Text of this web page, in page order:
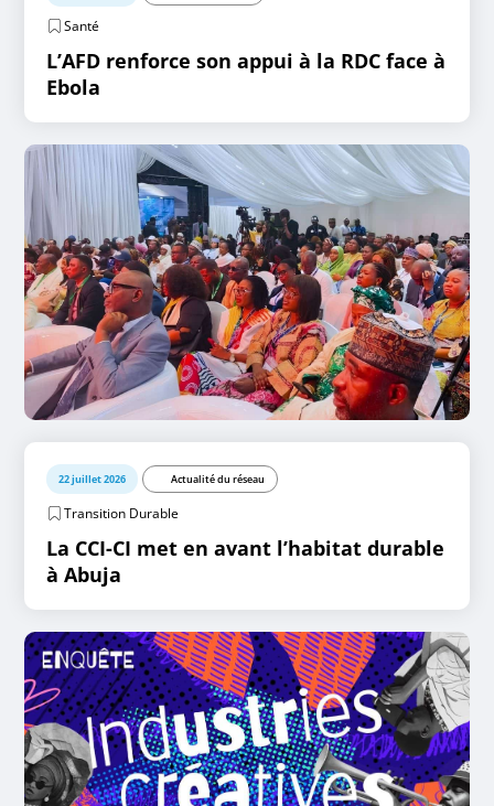
Santé
L’AFD renforce son appui à la RDC face à
Ebola
22 juillet 2026 Actualité du réseau
Transition Durable
La CCI-CI met en avant l’habitat durable
à Abuja